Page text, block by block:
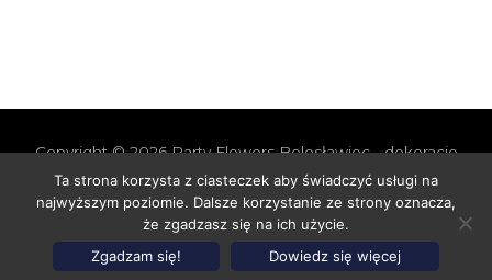
Copyright © 2026Party Flowers Bolesławiec - dekoracje
nie tylko ślubne
Polityka prywatności i cookies
Polityka Jakości
Polityka Ekologiczna
Polityka Cenowa
Ta strona korzysta z ciasteczek aby świadczyć usługi na
najwyższym poziomie. Dalsze korzystanie ze strony oznacza,
że zgadzasz się na ich użycie.
Zgadzam się!
Dowiedz się więcej